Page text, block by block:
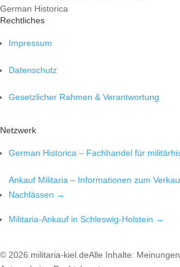
German Historica
Rechtliches
Impressum
Datenschutz
Gesetzlicher Rahmen & Verantwortung
Netzwerk
German Historica – Fachhandel für
Ankauf Militaria – Informationen zum
Nachlässen →
Militaria-Ankauf in Schleswig-Holstein →
© 2026 militaria-kiel.deAlle Inhalte: